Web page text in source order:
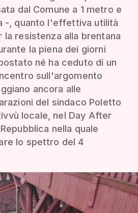
dal Comune a 1 metro e
-, quanto l'effettiva utilità
la resistenza alla brentana
la piena dei giorni
né ha ceduto di un
sull'argomento
ancora alle
del sindaco Poletto
locale, nel Day After
nella quale
lo spettro del 4